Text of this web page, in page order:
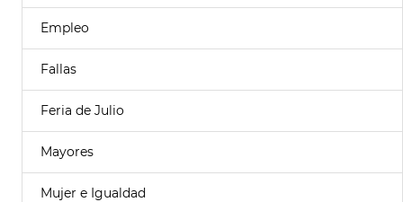
Empleo
Fallas
Feria de Julio
Mayores
Mujer e Igualdad